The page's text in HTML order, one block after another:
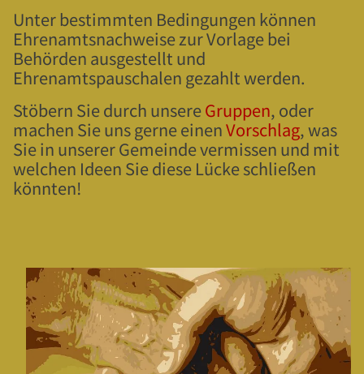
Unter bestimmten Bedingungen können
Ehrenamtsnachweise zur Vorlage bei
Behörden ausgestellt und
Ehrenamtspauschalen gezahlt werden.
Stöbern Sie durch unsereGruppen, oder
machen Sie uns gerne einenVorschlag, was
Sie in unserer Gemeinde vermissen und mit
welchen Ideen Sie diese Lücke schließen
könnten!